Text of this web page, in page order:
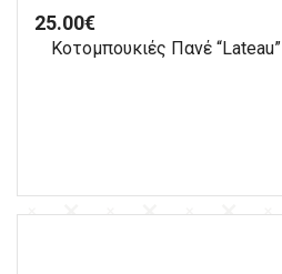
25.00€
Κοτομπουκιές Πανέ “Lateau”